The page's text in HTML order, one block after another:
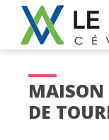
MAISON
DE